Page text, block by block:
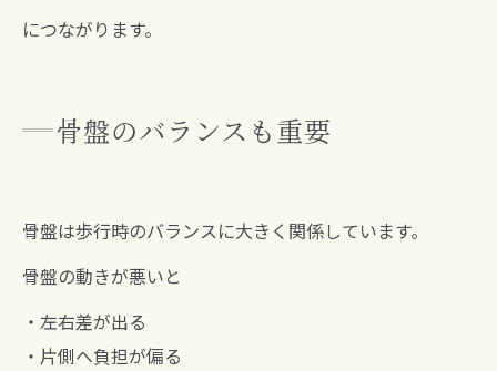
につながります。
骨盤のバランスも重要
骨盤は歩行時のバランスに大きく関係しています。
骨盤の動きが悪いと
・左右差が出る
・片側へ負担が偏る